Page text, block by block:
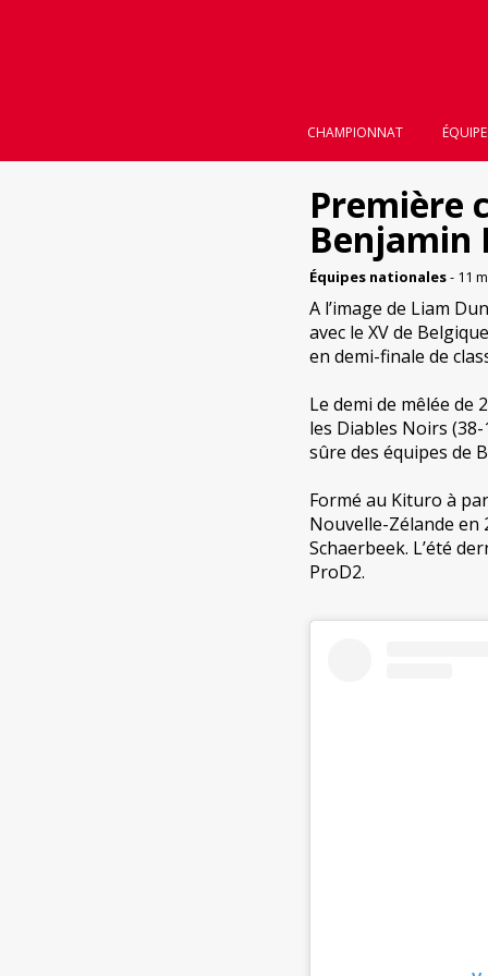
CHAMPIONNAT
Première
Benjamin
Équipes nationales- 11
A l’image de Liam
avec le XV de
en demi-finale de
Le demi de mêlée
les Diables Noirs
sûre des équipes de
Formé au Kituro à
Nouvelle-Zélande en
Schaerbeek. L’été
ProD2.